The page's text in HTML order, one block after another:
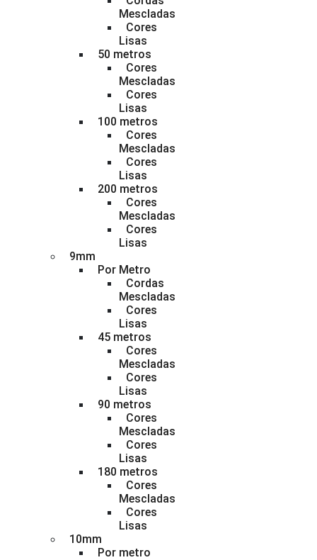
Mescladas
Cores
Lisas
50 metros
Cores
Mescladas
Cores
Lisas
100 metros
Cores
Mescladas
Cores
Lisas
200 metros
Cores
Mescladas
Cores
Lisas
9mm
Por Metro
Cordas
Mescladas
Cores
Lisas
45 metros
Cores
Mescladas
Cores
Lisas
90 metros
Cores
Mescladas
Cores
Lisas
180 metros
Cores
Mescladas
Cores
Lisas
10mm
Por metro